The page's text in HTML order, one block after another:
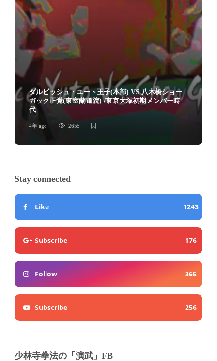
ダルビッシュ・ユート王子(本部) VS 八木橋ショー
ガック正覚(東室蘭道院) /東京大塚初期メンバー時
代
4年 ago 2655
Stay connected
Like 1243
Subscribe 176
Follow 365
Subscribe 256
少林寺拳法の「演武」FB